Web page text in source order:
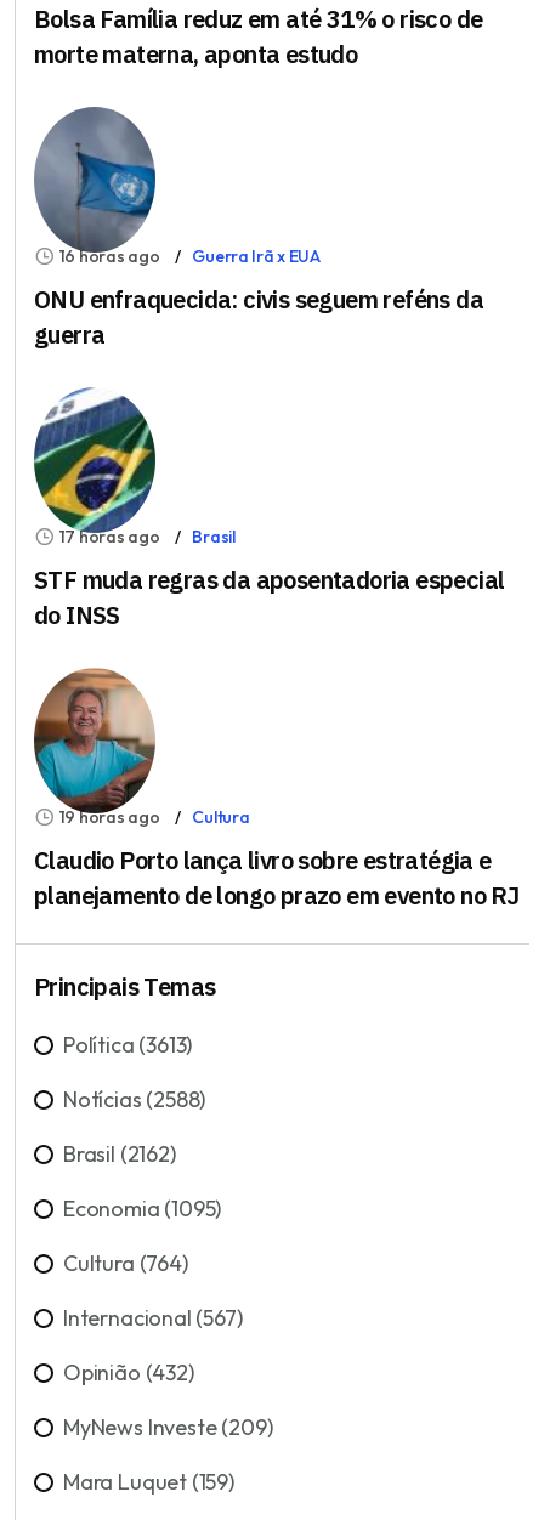
Bolsa Família reduz em até 31% o risco de
morte materna, aponta estudo
16 horas ago Guerra Irã x EUA
ONU enfraquecida: civis seguem reféns da
guerra
17 horas ago Brasil
STF muda regras da aposentadoria especial
do INSS
19 horas ago Cultura
Claudio Porto lança livro sobre estratégia e
planejamento de longo prazo em evento no RJ
Principais Temas
Política (3613)
Notícias (2588)
Brasil (2162)
Economia (1095)
Cultura (764)
Internacional (567)
Opinião (432)
MyNews Investe (209)
Mara Luquet (159)